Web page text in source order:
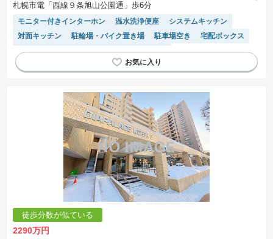
札幌市電「西線９条旭山公園通」歩6分
モニター付きインターホン 温水洗浄便座
システムキッチン
対面キッチン
駐輪場・バイク置き場 駐車場空き
宅配ボックス
平坦地
駐車場(普通車)あり エレベーター
徒歩分数が似ている
2290万円